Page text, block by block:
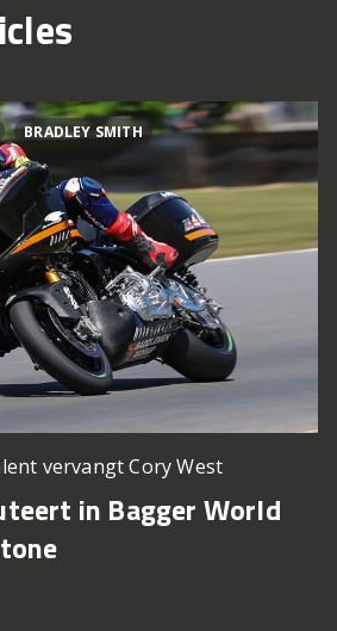
BRADLEY SMITH
vervangt Cory West
in Bagger World